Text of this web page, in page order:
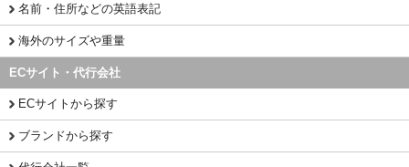
名前・住所などの英語表記
海外のサイズや重量
ECサイト・代行会社
ECサイトから探す
ブランドから探す